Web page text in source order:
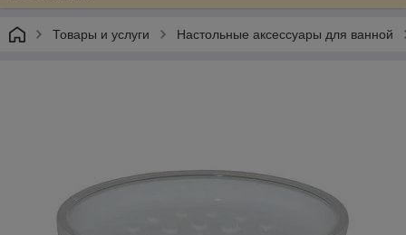
Товары и услуги Настольные аксессуары для ванной